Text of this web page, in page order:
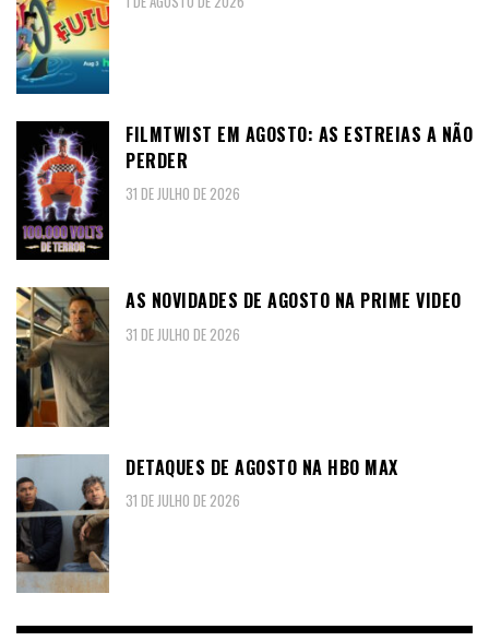
FILMTWIST EM AGOSTO: AS ESTREIAS A NÃO
PERDER
31 DE JULHO DE 2026
AS NOVIDADES DE AGOSTO NA PRIME VIDEO
31 DE JULHO DE 2026
DETAQUES DE AGOSTO NA HBO MAX
31 DE JULHO DE 2026